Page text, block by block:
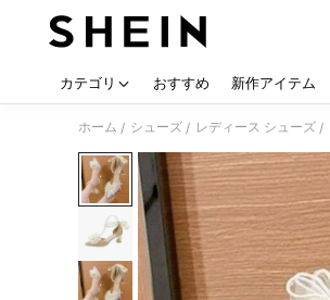
カテゴリ おすすめ 新作アイテム
ホーム / シューズ / レディース シューズ /